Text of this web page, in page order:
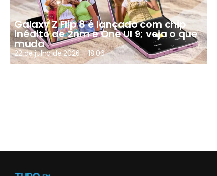
Galaxy Z Flip 8 é lançado com chip
inédito de 2nm e One UI 9; veja o que
muda
22 de julho de 2026 18:06